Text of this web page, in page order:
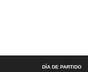
Día de partido